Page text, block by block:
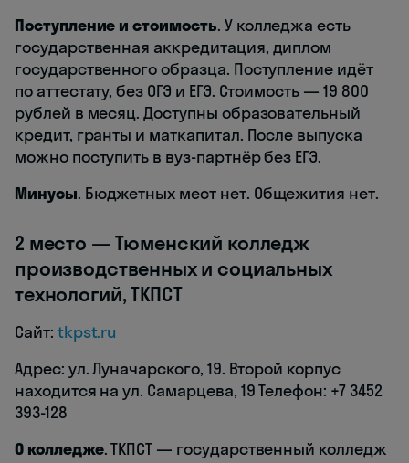
Поступление и стоимость. У колледжа есть
государственная аккредитация, диплом
государственного образца. Поступление идёт
по аттестату, без ОГЭ и ЕГЭ. Стоимость — 19 800
рублей в месяц. Доступны образовательный
кредит, гранты и маткапитал. После выпуска
можно поступить в вуз-партнёр без ЕГЭ.
Минусы. Бюджетных мест нет. Общежития нет.
2 место — Тюменский колледж
производственных и социальных
технологий, ТКПСТ
Сайт: tkpst.ru
Адрес: ул. Луначарского, 19. Второй корпус
находится на ул. Самарцева, 19 Телефон: +7 3452
393-128
О колледже. ТКПСТ — государственный колледж